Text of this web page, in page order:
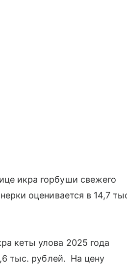
икра горбуши свежего
оценивается в 14,7
кеты улова 2025 года
тыс. рублей. На цену